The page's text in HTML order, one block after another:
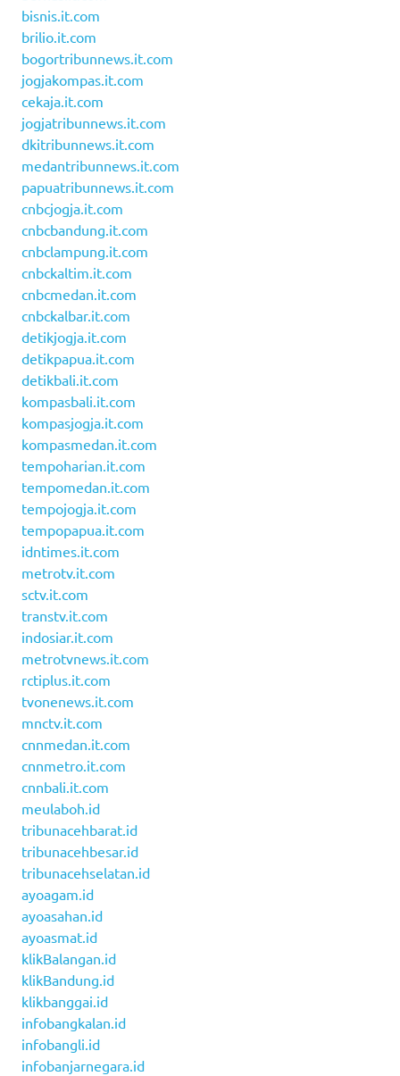
bisnis.it.com
brilio.it.com
bogortribunnews.it.com
jogjakompas.it.com
cekaja.it.com
jogjatribunnews.it.com
dkitribunnews.it.com
medantribunnews.it.com
papuatribunnews.it.com
cnbcjogja.it.com
cnbcbandung.it.com
cnbclampung.it.com
cnbckaltim.it.com
cnbcmedan.it.com
cnbckalbar.it.com
detikjogja.it.com
detikpapua.it.com
detikbali.it.com
kompasbali.it.com
kompasjogja.it.com
kompasmedan.it.com
tempoharian.it.com
tempomedan.it.com
tempojogja.it.com
tempopapua.it.com
idntimes.it.com
metrotv.it.com
sctv.it.com
transtv.it.com
indosiar.it.com
metrotvnews.it.com
rctiplus.it.com
tvonenews.it.com
mnctv.it.com
cnnmedan.it.com
cnnmetro.it.com
cnnbali.it.com
meulaboh.id
tribunacehbarat.id
tribunacehbesar.id
tribunacehselatan.id
ayoagam.id
ayoasahan.id
ayoasmat.id
klikBalangan.id
klikBandung.id
klikbanggai.id
infobangkalan.id
infobangli.id
infobanjarnegara.id